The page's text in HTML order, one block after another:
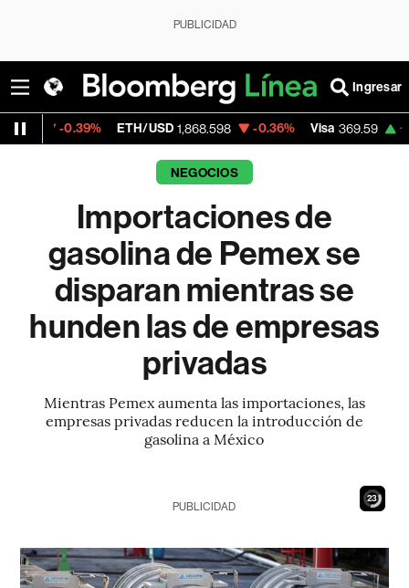
PUBLICIDAD
Ingresar
ETH/USD 1,868.598 -0.36% Visa 369.59 +1.07%
NEGOCIOS
Importaciones de
gasolina de Pemex se
disparan mientras se
hunden las de empresas
privadas
Mientras Pemex aumenta las importaciones, las
empresas privadas reducen la introducción de
gasolina a México
21
PUBLICIDAD